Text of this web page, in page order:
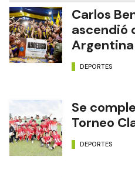
Carlos
ascendió
Argentina
DEPORTES
Se
Torneo
DEPORTES